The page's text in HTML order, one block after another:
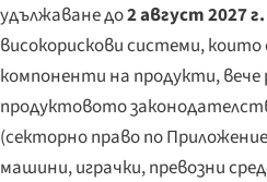
удължаване до2 август 2027 г.
високорискови системи,
компоненти на продукти, вече
продуктовото
(секторно право по
машини, играчки, превозни